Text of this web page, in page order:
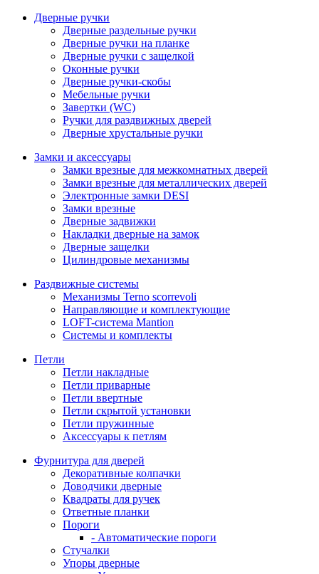
Дверные ручки
Дверные раздельные ручки
Дверные ручки на планке
Дверные ручки с защелкой
Оконные ручки
Дверные ручки-скобы
Мебельные ручки
Завертки (WC)
Ручки для раздвижных дверей
Дверные хрустальные ручки
Замки и аксессуары
Замки врезные для межкомнатных дверей
Замки врезные для металлических дверей
Электронные замки DESI
Замки врезные
Дверные задвижки
Накладки дверные на замок
Дверные защелки
Цилиндровые механизмы
Раздвижные системы
Механизмы Terno scorrevoli
Направляющие и комплектующие
LOFT-cистема Mantion
Системы и комплекты
Петли
Петли накладные
Петли приварные
Петли ввертные
Петли скрытой установки
Петли пружинные
Аксессуары к петлям
Фурнитура для дверей
Декоративные колпачки
Доводчики дверные
Квадраты для ручек
Ответные планки
Пороги
- Автоматические пороги
Стучалки
Упоры дверные